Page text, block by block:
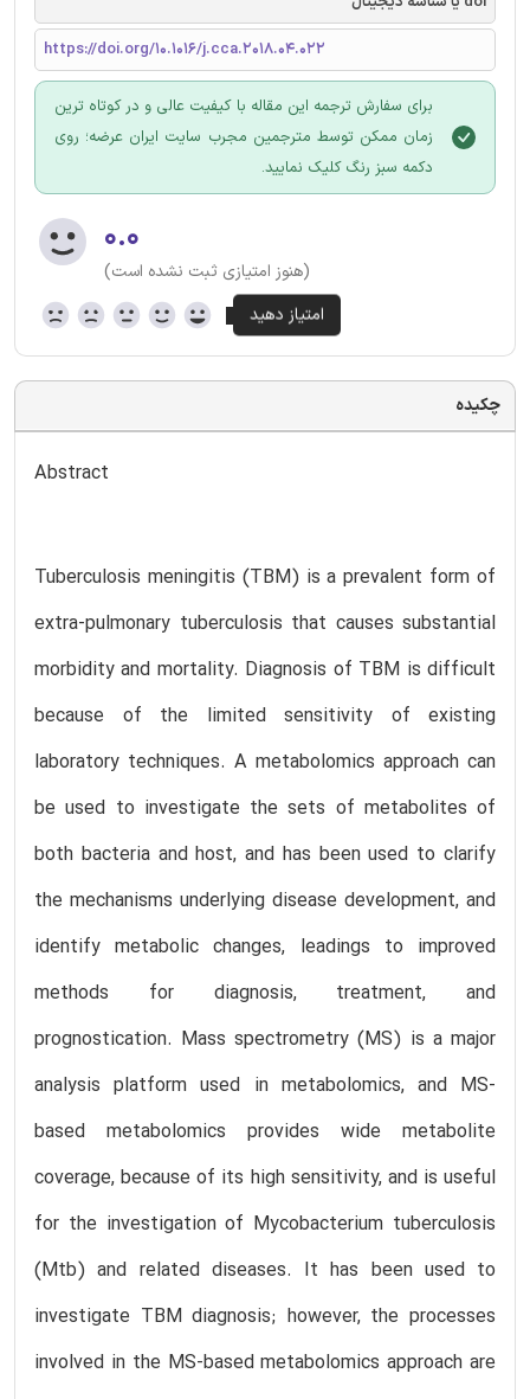
https://doi.org/10.1016/j.cca.2018.04.022
برای سفارش ترجمه این مقاله با کیفیت عالی و در کوتاه ترین
زمان ممکن توسط مترجمین مجرب سایت ایران عرضه؛ روی
دکمه سبز رنگ کلیک نمایید.
۰.۰
(هنوز امتیازی ثبت نشده است)
چکیده
Abstract
Tuberculosis meningitis (TBM) is a prevalent form of
extra-pulmonary tuberculosis that causes substantial
morbidity and mortality. Diagnosis of TBM is difficult
because of the limited sensitivity of existing
laboratory techniques. A metabolomics approach can
be used to investigate the sets of metabolites of
both bacteria and host, and has been used to clarify
the mechanisms underlying disease development, and
identify metabolic changes, leadings to improved
methods for diagnosis, treatment, and
prognostication. Mass spectrometry (MS) is a major
analysis platform used in metabolomics, and MS-
based metabolomics provides wide metabolite
coverage, because of its high sensitivity, and is useful
for the investigation of Mycobacterium tuberculosis
(Mtb) and related diseases. It has been used to
investigate TBM diagnosis; however, the processes
involved in the MS-based metabolomics approach are